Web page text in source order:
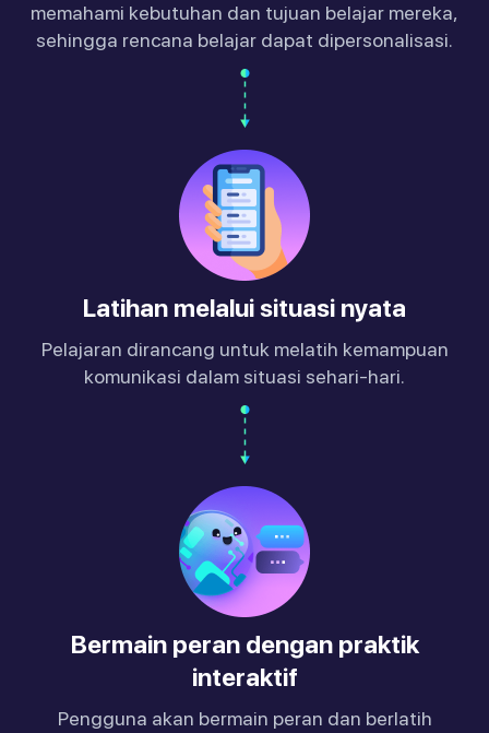
memahami kebutuhan dan tujuan belajar mereka,
sehingga rencana belajar dapat dipersonalisasi.
Latihan melalui situasi nyata
Pelajaran dirancang untuk melatih kemampuan
komunikasi dalam situasi sehari-hari.
Bermain peran dengan praktik
interaktif
Pengguna akan bermain peran dan berlatih